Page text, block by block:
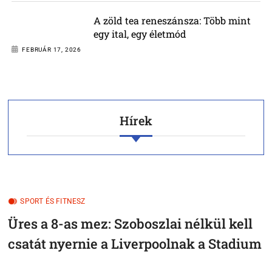
A zöld tea reneszánsza: Több mint egy ital, egy életmód
A jövő a poharadban: 2026 legfontosabb italtrendjei a
Brazil Varázs az Alpesi Sí Pályáin
A zöld tea reneszánsza: Több mint
egy ital, egy életmód
FEBRUÁR 17, 2026
Hírek
SPORT ÉS FITNESZ
Üres a 8-as mez: Szoboszlai nélkül kell
csatát nyernie a Liverpoolnak a Stadium